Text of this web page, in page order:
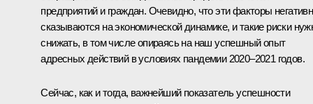
предприятий и граждан. Очевидно, что эти факторы
сказываются на экономической динамике, и такие риски
снижать, в том числе опираясь на наш успешный опыт
адресных действий в условиях пандемии 2020–2021 годов.
Сейчас, как и тогда, важнейший показатель успешности